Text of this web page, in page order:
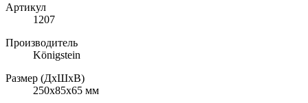
Артикул
1207
Производитель
Königstein
Размер (ДхШхВ)
250х85х65 мм